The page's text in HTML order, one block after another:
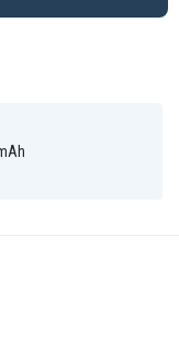
Panasonic